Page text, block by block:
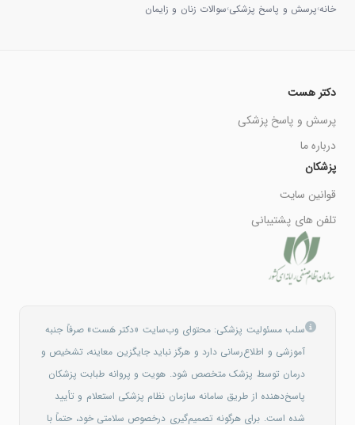
خانه›پرسش و پاسخ پزشکی›سوالات زنان و زایمان
دکتر هست
پرسش و پاسخ پزشکی
درباره ما
پزشکان
قوانین سایت
تلفن های پشتیبانی
سلب مسئولیت پزشکی: محتوای وب‌سایت «دکتر هَست» صرفاً جنبه
آموزشی و اطلاع‌رسانی دارد و هرگز نباید جایگزین معاینه، تشخیص و
درمان توسط پزشک متخصص شود. هویت و پروانه طبابت پزشکان
پاسخ‌دهنده از طریق سامانه سازمان نظام پزشکی استعلام و تأیید
شده است. برای هرگونه تصمیم‌گیری درخصوص سلامتی خود، حتماً با